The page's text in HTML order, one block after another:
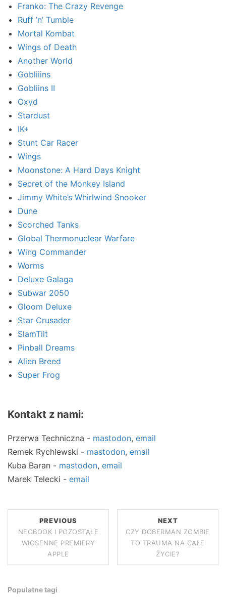
Franko: The Crazy Revenge
Ruff ’n’ Tumble
Mortal Kombat
Wings of Death
Another World
Gobliiins
Gobliins II
Oxyd
Stardust
IK+
Stunt Car Racer
Wings
Moonstone: A Hard Days Knight
Secret of the Monkey Island
Jimmy White’s Whirlwind Snooker
Dune
Scorched Tanks
Global Thermonuclear Warfare
Wing Commander
Worms
Deluxe Galaga
Subwar 2050
Gloom Deluxe
Star Crusader
SlamTilt
Pinball Dreams
Alien Breed
Super Frog
Kontakt z nami:
Przerwa Techniczna - mastodon, email
Remek Rychlewski - mastodon, email
Kuba Baran - mastodon, email
Marek Telecki - email
PREVIOUS
NEOBOOK I POZOSTAŁE
WIOSENNE PREMIERY
APPLE
NEXT
CZY DOBERMAN ZOMBIE
TO TRAUMA NA CAŁE
ŻYCIE?
Populatne tagi